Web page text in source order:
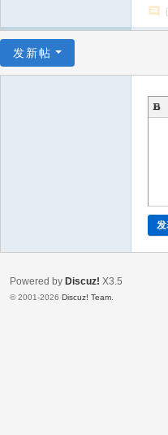
发新帖
Powered by Discuz! X3.5
© 2001-2026 Discuz! Team